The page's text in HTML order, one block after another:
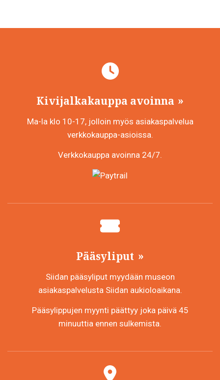
Kivijalkakauppa avoinna
Ma-la klo 10-17, jolloin myös asiakaspalvelua
verkkokauppa-asioissa.
Verkkokauppa avoinna 24/7.
Pääsyliput
Siidan pääsyliput myydään museon
asiakaspalvelusta Siidan aukioloaikana.
Pääsylippujen myynti päättyy joka päivä 45
minuuttia ennen sulkemista.